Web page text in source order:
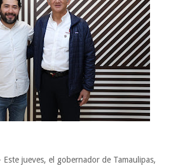
a nivel mundial talento de estudiante de la UAT
apoyos del programa "Ruta Segura,
la Educación"
Sabado, 8 Agosto
Este jueves, el gobernador de Tamaulipas,